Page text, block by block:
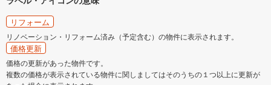
リフォーム
リノベーション・リフォーム済み（予定含む）の物件に表示されます。
価格更新
価格の更新があった物件です。
複数の価格が表示されている物件に関しましてはそのうちの１つ以上に更新が